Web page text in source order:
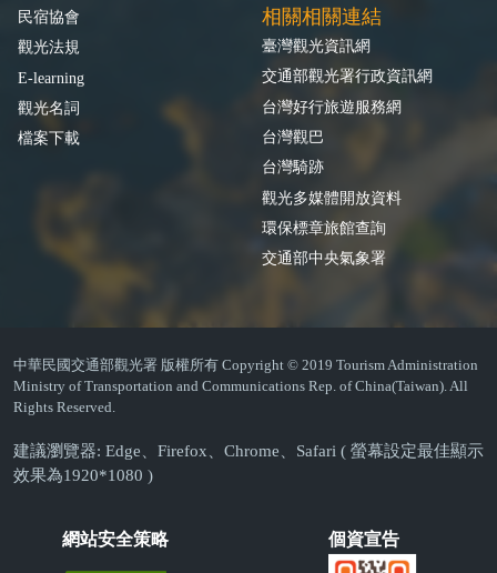
民宿協會
觀光法規
E-learning
觀光名詞
檔案下載
相關相關連結
臺灣觀光資訊網
交通部觀光署行政資訊網
台灣好行旅遊服務網
台灣觀巴
台灣騎跡
觀光多媒體開放資料
環保標章旅館查詢
交通部中央氣象署
中華民國交通部觀光署 版權所有 Copyright © 2019 Tourism Administration
Ministry of Transportation and Communications Rep. of China(Taiwan). All
Rights Reserved.
建議瀏覽器: Edge、Firefox、Chrome、Safari ( 螢幕設定最佳顯示
效果為1920*1080 )
網站安全策略 個資宣告